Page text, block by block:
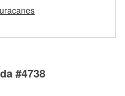
de Préstamo de
determinar si pueden
tambores o discos no
tu reparación.
#4738